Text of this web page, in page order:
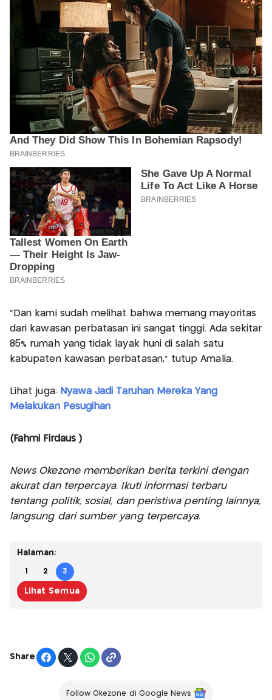
“Dan kami sudah melihat bahwa memang mayoritas
dari kawasan perbatasan ini sangat tinggi. Ada sekitar
85% rumah yang tidak layak huni di salah satu
kabupaten kawasan perbatasan," tutup Amalia.
Lihat juga: Nyawa Jadi Taruhan Mereka Yang
Melakukan Pesugihan
(Fahmi Firdaus )
News Okezone memberikan berita terkini dengan
akurat dan terpercaya. Ikuti informasi terbaru
tentang politik, sosial, dan peristiwa penting lainnya,
langsung dari sumber yang terpercaya.
Halaman:
1 2 3
Lihat Semua
Share
Follow Okezone di Google News